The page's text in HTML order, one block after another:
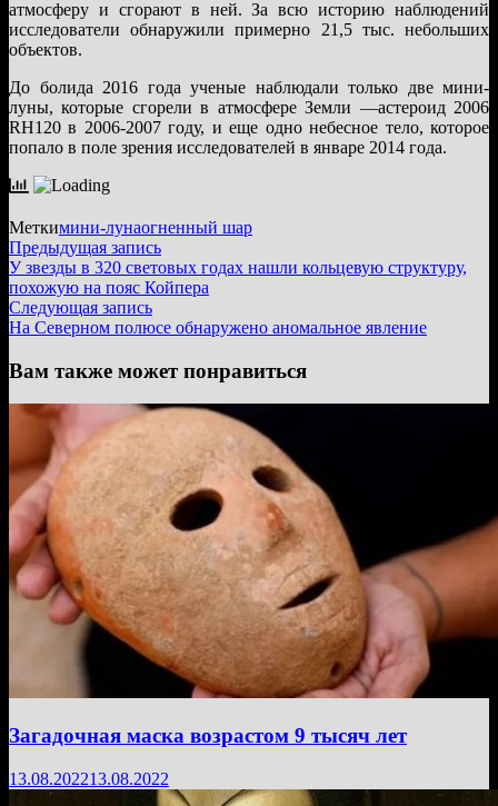
атмосферу и сгорают в ней. За всю историю наблюдений
исследователи обнаружили примерно 21,5 тыс. небольших
объектов.
До болида 2016 года ученые наблюдали только две мини-
луны, которые сгорели в атмосфере Земли —астероид 2006
RH120 в 2006-2007 году, и еще одно небесное тело, которое
попало в поле зрения исследователей в январе 2014 года.
Меткимини-лунаогненный шар
Навигация
по
записям
Предыдущая записьПредыдущая
запись:
У звезды в 320 световых годах нашли кольцевую структуру,
похожую на пояс Койпера
Следующая записьСледующая
запись:
На Северном полюсе обнаружено аномальное явление
Вам также может понравиться
Загадочная маска возрастом 9 тысяч лет
13.08.202213.08.2022